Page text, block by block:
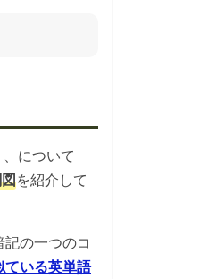
について
を紹介して
の一つのコ
いる英単語